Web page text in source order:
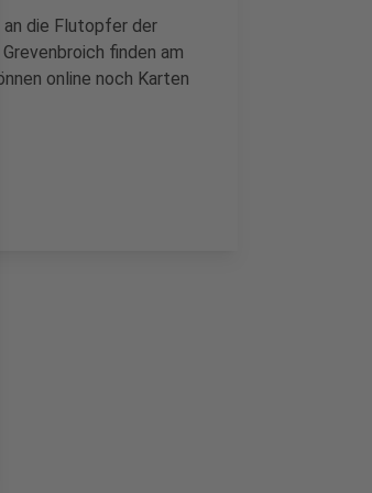
an die Flutopfer der
finden am
online noch Karten